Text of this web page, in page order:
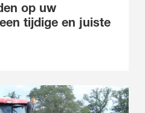
op uw
tijdige en juiste